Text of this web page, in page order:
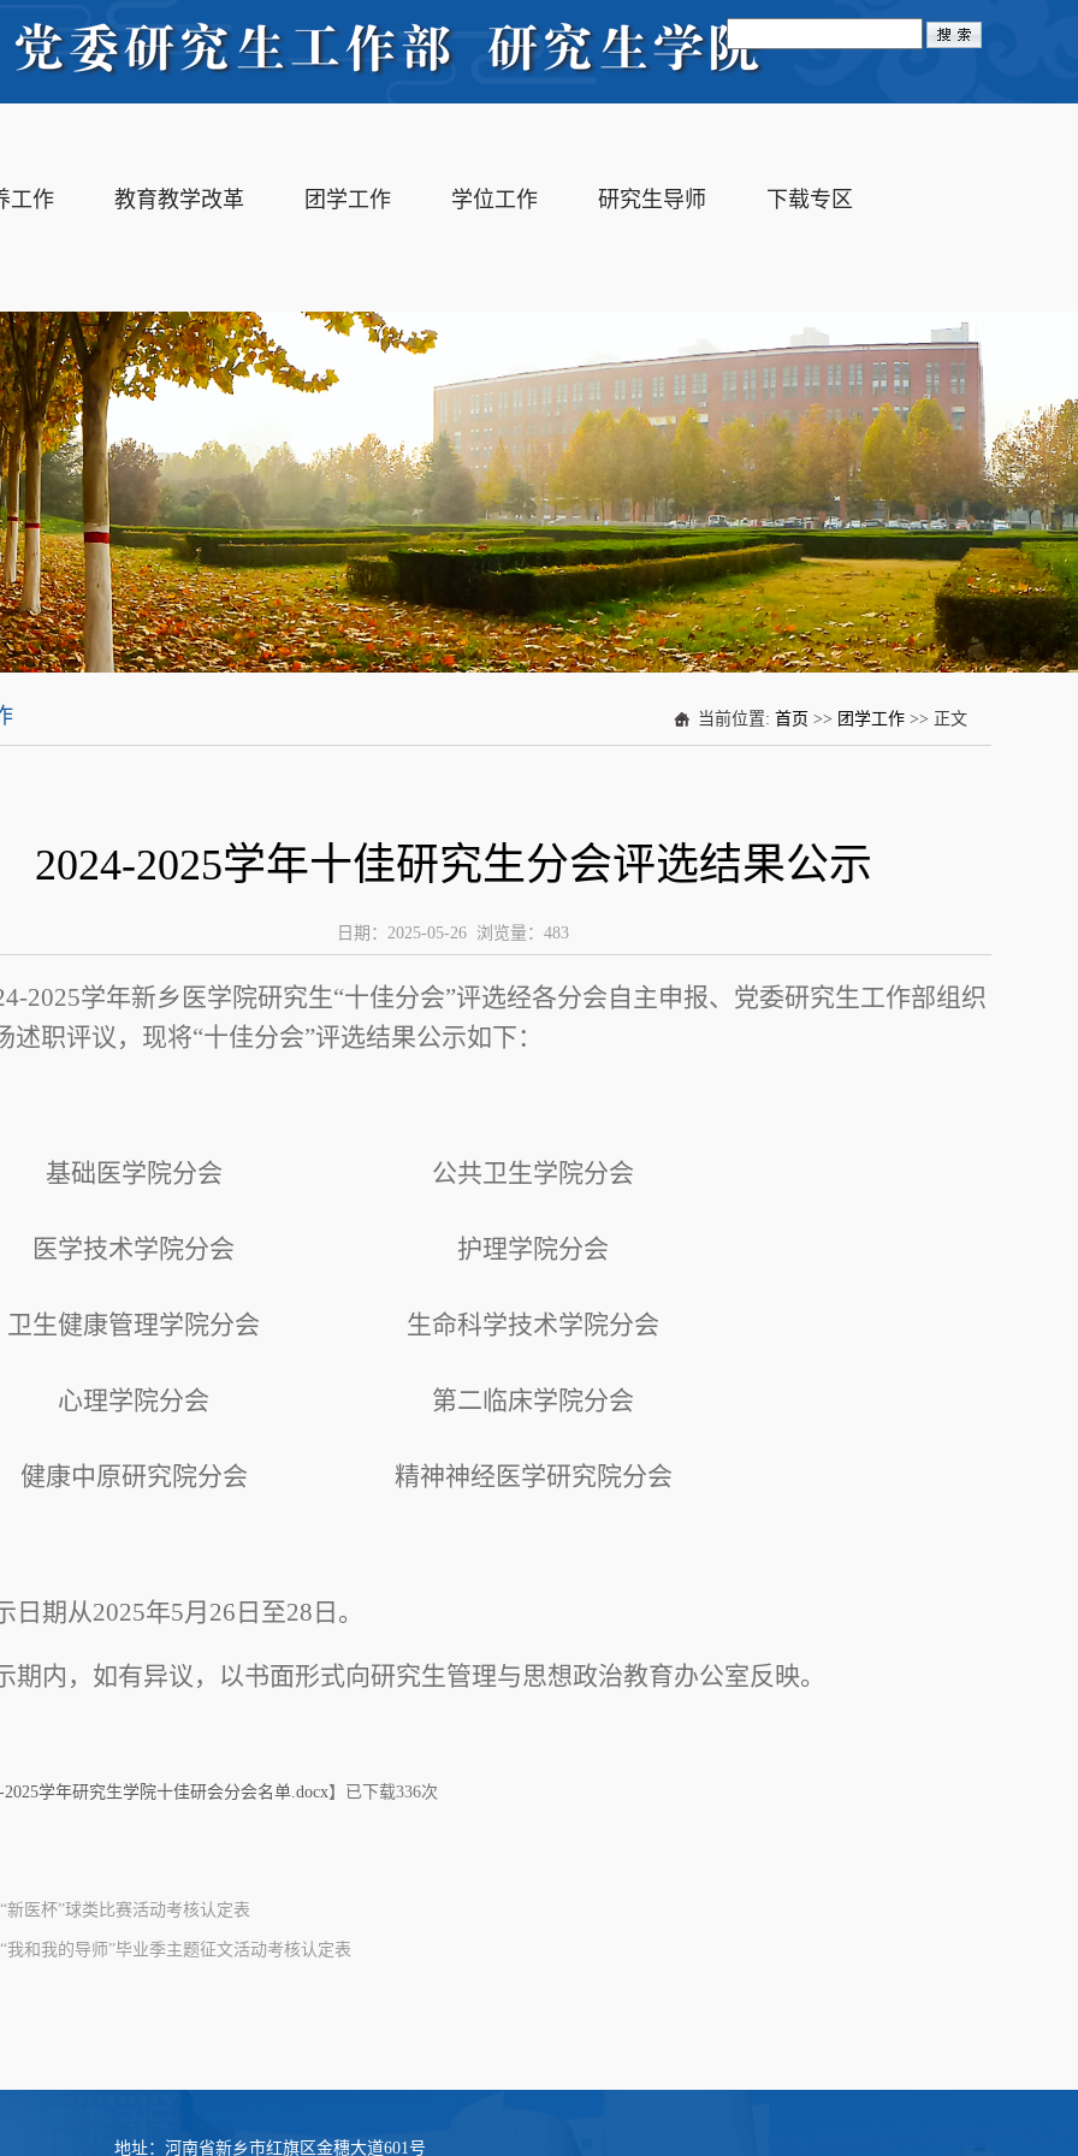
工作 教育教学改革 团学工作 学位工作 研究生导师 下载专区
当前位置: 首页 >> 团学工作 >> 正文
2024-2025学年十佳研究生分会评选结果公示
日期：2025-05-26 浏览量： 483
2025学年新乡医学院研究生“十佳分会”评选经各分会自主申报、党委研究生工作部组织
述职评议，现将“十佳分会”评选结果公示如下：
基础医学院分会 公共卫生学院分会
医学技术学院分会 护理学院分会
卫生健康管理学院分会 生命科学技术学院分会
心理学院分会 第二临床学院分会
健康中原研究院分会 精神神经医学研究院分会
日期从2025年5月26日至28日。
期内，如有异议，以书面形式向研究生管理与思想政治教育办公室反映。
2025学年研究生学院十佳研会分会名单.docx】已下载336次
“新医杯”球类比赛活动考核认定表
“我和我的导师”毕业季主题征文活动考核认定表
地址：河南省新乡市红旗区金穗大道601号